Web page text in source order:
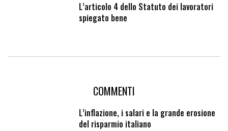
L’articolo 4 dello Statuto dei lavoratori
spiegato bene
COMMENTI
L’inflazione, i salari e la grande erosione
del risparmio italiano